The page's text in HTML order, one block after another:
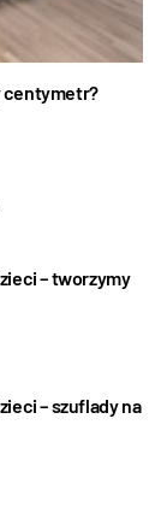
centymetr?
– tworzymy
– szuflady na